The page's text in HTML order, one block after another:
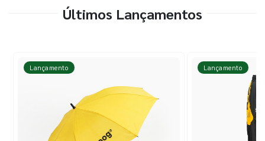
Últimos Lançamentos
Lançamento Lançamento